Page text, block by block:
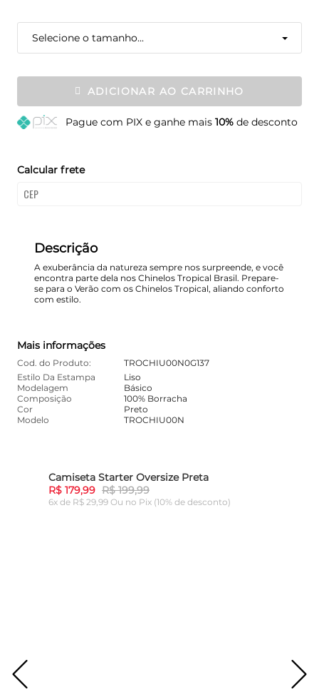
Selecione o tamanho...
ADICIONAR AO CARRINHO
Pague com PIX e ganhe mais 10%de desconto
Calcular frete
Descrição
A exuberância da natureza sempre nos surpreende, e você
encontra parte dela nos Chinelos Tropical Brasil. Prepare-
se para o Verão com os Chinelos Tropical, aliando conforto
com estilo.
Mais informações
Cod. do Produto:
TROCHIU00N0G137
Estilo Da Estampa
Liso
Modelagem
Básico
Composição
100% Borracha
Cor
Preto
Modelo
TROCHIU00N
Camiseta Starter Oversize Preta
R$ 179,99 R$ 199,99
6x de R$ 29,99 Ou no Pix (10% de desconto)